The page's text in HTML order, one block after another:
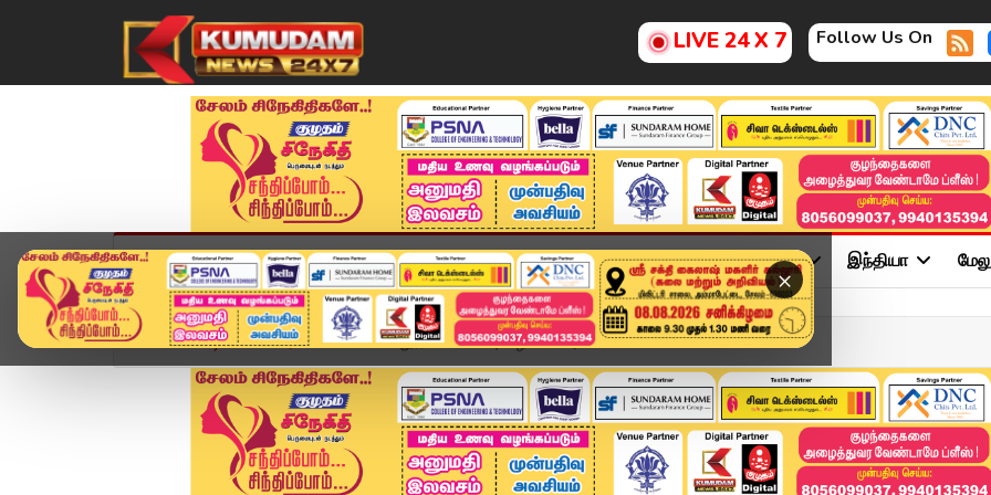
LIVE 24 X 7 Follow Us On
×
முகப்பு விளையாட்டு அண்மை தமிழ்நாடு சினிமா அரசியல் விளையாட்டு இந்தியா
Home வீடியோ ஸ்டோரி 🔴Live: கல்லூரி பட்டமளிப்பு விழாவில் அண்ணாமலை ம...